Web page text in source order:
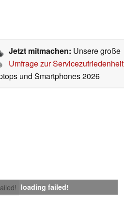
Jetzt mitmachen: Unsere große
Umfrage zur Servicezufriedenheit
und Smartphones 2026
loading failed!